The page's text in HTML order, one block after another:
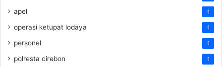
apel 1
operasi ketupat lodaya 1
personel 1
polresta cirebon 1